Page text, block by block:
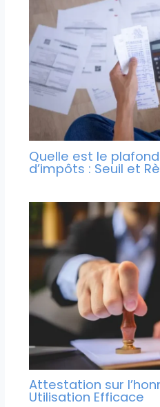
Quelle est le
d’impôts : Seuil et
Attestation sur
Utilisation Efficace